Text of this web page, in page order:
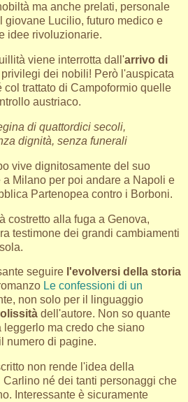
ma anche prelati, personale
giovane Lucilio, futuro medico e
idee rivoluzionarie.
viene interrotta dall'arrivo di
dei nobili! Però l'auspicata
col trattato di Campoformio quelle
austriaco.
di quattordici secoli,
dignità, senza funerali
vive dignitosamente del suo
a Milano per poi andare a Napoli e
Partenopea contro i Borboni.
costretto alla fuga a Genova,
testimone dei grandi cambiamenti
seguire l'evolversi della storia
Le confessioni di un
non solo per il linguaggio
dell'autore. Non so quante
ma credo che siano
numero di pagine.
non rende l'idea della
né dei tanti personaggi che
Interessante è sicuramente